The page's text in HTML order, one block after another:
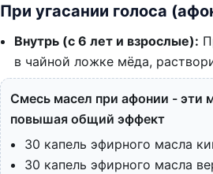
При угасании голоса
Внутрь (с 6 лет и взрослые):
в чайной ложке мёда,
Смесь масел при афонии - эти
повышая общий эффект
30 капель эфирного масла
30 капель эфирного масла